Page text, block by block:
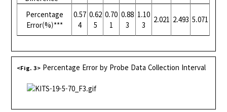
Percentage
Error(%)***
0.57
4
0.62
5
0.70
1
0.88
3
1.10
3
2.021 2.493 5.071
<Fig. 3> Percentage Error by Probe Data Collection Interval